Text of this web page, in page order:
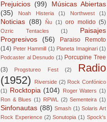
Prejuicios (99)
Músicas Abiertas
(35)
Noah Histeria (1) Northwest (1)
Noticias (88) Ñu (1) oro molido (5)
Ozric Tentacles (1)
Paisajes
Progresivos
(56)
Paraiso Remoto
(14) Peter Hammill (1) Planeta Imaginari (1)
Podcaster al Desnudo (1) Porcupine Tree
(3)
Progstureo Fest (2)
Radio
(1952)
Riverside (2) Rock Confónico
(1)
Rocktopia (104) Roger Waters (1)
Ron & Blues (1) RPWL (2) Sementeira (1)
Sinfonautas (88) Smash (1) Solaris Art
Rock Experience (2) Sonutopia (1) Spock's